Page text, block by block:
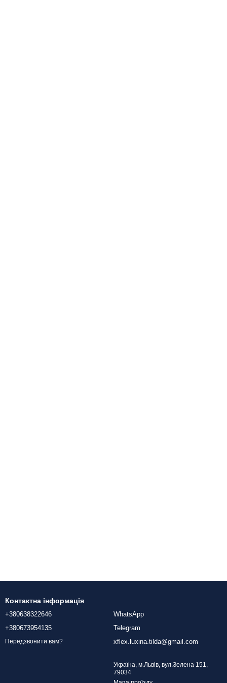
Контактна інформація
+380638322646
+380673954135
Передзвонити вам?
WhatsApp
Telegram
xflex.luxina.tilda@gmail.com
Україна, м.Львів, вул.Зелена 151,
79034